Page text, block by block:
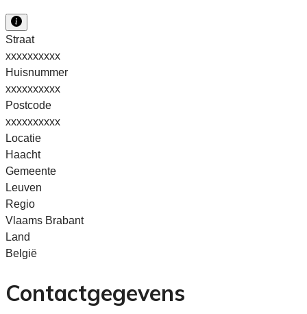
Straat
xxxxxxxxxx
Huisnummer
xxxxxxxxxx
Postcode
xxxxxxxxxx
Locatie
Haacht
Gemeente
Leuven
Regio
Vlaams Brabant
Land
België
Contactgegevens